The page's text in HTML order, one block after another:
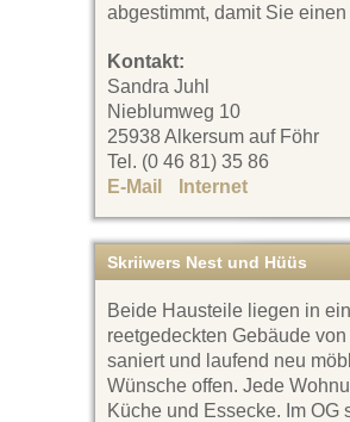
abgestimmt, damit Sie
Kontakt:
Sandra Juhl
Nieblumweg 10
25938 Alkersum auf Föhr
Tel. (0 46 81) 35 86
E-Mail
Internet
Skriiwers Nest und Hüüs
Beide Hausteile liegen in
reetgedeckten Gebäude
saniert und laufend neu
Wünsche offen. Jede
Küche und Essecke. Im OG